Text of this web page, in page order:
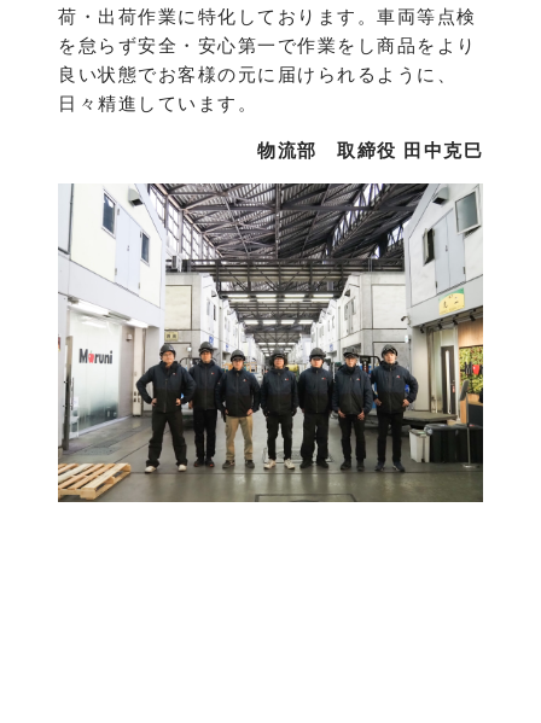
荷・出荷作業に特化しております。車両等点検
を怠らず安全・安心第一で作業をし商品をより
良い状態でお客様の元に届けられるように、
日々精進しています。
物流部 取締役 田中克巳